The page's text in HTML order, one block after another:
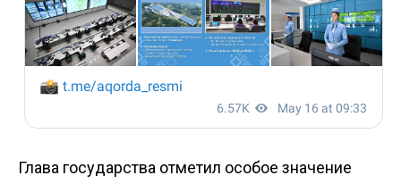
Глава государства отметил особое значение